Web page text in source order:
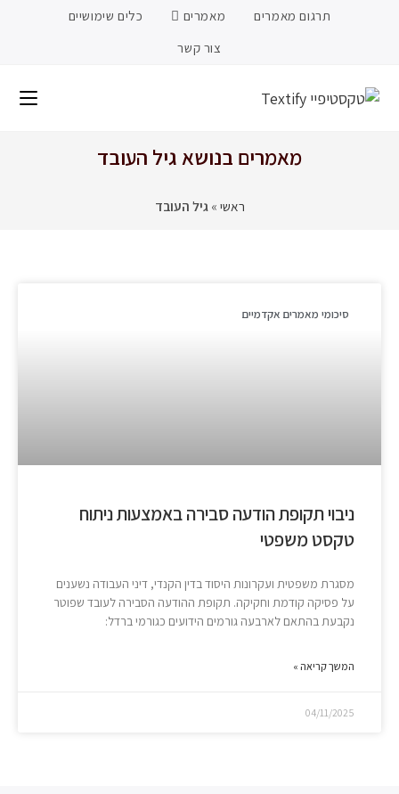
תרגום מאמרים מאמרים
כלים שימושיים
צור קשר
מאמרים בנושא גיל העובד
ראשי » גיל העובד
סיכומי מאמרים אקדמיים
ניבוי תקופת הודעה סבירה באמצעות ניתוח
טקסט משפטי
מסגרת משפטית ועקרונות היסוד בדין הקנדי, דיני העבודה נשענים
על פסיקה קודמת וחקיקה. תקופת ההודעה הסבירה לעובד שפוטר
נקבעת בהתאם לארבעה גורמים הידועים כגורמי ברדל:
המשך קריאה »
04/11/2025